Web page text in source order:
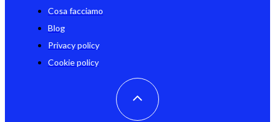
Cosa facciamo
Blog
Privacy policy
Cookie policy